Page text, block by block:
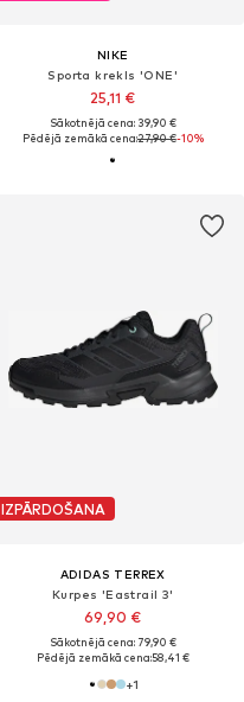
NIKE
Sporta krekls 'ONE'
25,11 €
Sākotnējā cena: 39,90 €
Pēdējā zemākā cena:27,90 €-10%
IZPĀRDOŠANA
ADIDAS TERREX
Kurpes 'Eastrail 3'
69,90 €
Sākotnējā cena: 79,90 €
Pēdējā zemākā cena:58,41 €
+1